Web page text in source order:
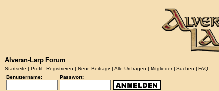
Alveran-Larp Forum
Startseite | Profil | Registrieren | Neue Beiträge | Alle Umfragen | Mitglieder| Suchen | FAQ
Benutzername:
Passwort: